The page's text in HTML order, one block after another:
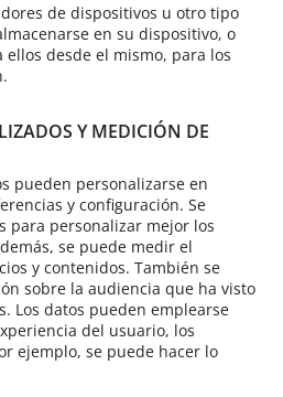
de dispositivos u otro tipo
en su dispositivo, o
desde el mismo, para los
Y MEDICIÓN DE
pueden personalizarse en
y configuración. Se
para personalizar mejor los
se puede medir el
y contenidos. También se
sobre la audiencia que ha visto
Los datos pueden emplearse
del usuario, los
ejemplo, se puede hacer lo